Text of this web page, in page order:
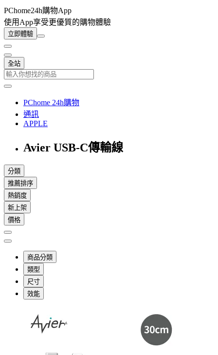
PChome24h購物App
使用App享受更優質的購物體驗
立即體驗
全站
PChome 24h購物
通訊
APPLE
Avier USB-C傳輸線
分類
推薦排序
熱銷度
新上架
價格
商品分類
類型
尺寸
效能